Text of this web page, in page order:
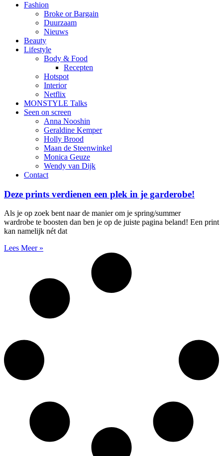
Fashion
Broke or Bargain
Duurzaam
Nieuws
Beauty
Lifestyle
Body & Food
Recepten
Hotspot
Interior
Netflix
MONSTYLE Talks
Seen on screen
Anna Nooshin
Geraldine Kemper
Holly Brood
Maan de Steenwinkel
Monica Geuze
Wendy van Dijk
Contact
Deze prints verdienen een plek in je garderobe!
Als je op zoek bent naar de manier om je spring/summer
wardrobe te boosten dan ben je op de juiste pagina beland! Een print
kan namelijk nét dat
Lees Meer »